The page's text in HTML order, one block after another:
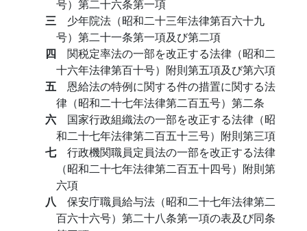
号）第二十六条第一項
三 少年院法（昭和二十三年法律第百六十九
号）第二十一条第一項及び第二項
四 関税定率法の一部を改正する法律（昭和二
十六年法律第百十号）附則第五項及び第六項
五 恩給法の特例に関する件の措置に関する法
律（昭和二十七年法律第二百五号）第二条
六 国家行政組織法の一部を改正する法律（昭
和二十七年法律第二百五十三号）附則第三項
七 行政機関職員定員法の一部を改正する法律
（昭和二十七年法律第二百五十四号）附則第
六項
八 保安庁職員給与法（昭和二十七年法律第二
百六十六号）第二十八条第一項の表及び同条